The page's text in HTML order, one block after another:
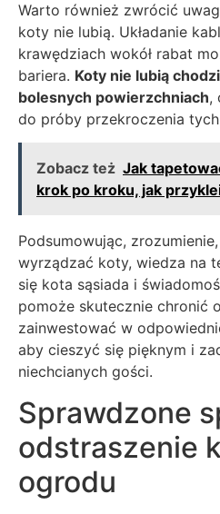
Warto również zwrócić
koty nie lubią. Układanie
krawędziach wokół rabat
bariera. Koty nie lubią
bolesnych powierzchniach,
do próby przekroczenia
Zobacz też Jak
krok po kroku, jak
Podsumowując,
wyrządzać koty, wiedza na
się kota sąsiada i
pomoże skutecznie chronić
zainwestować w
aby cieszyć się pięknym i
niechcianych gości.
Sprawdzone
odstraszenie
ogrodu